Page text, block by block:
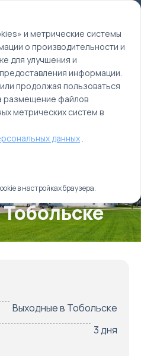
Выходные в Тобольске
3 дня
и метрические системы
о производительности и
для улучшения и
информации.
продолжая пользоваться
размещение файлов
метрических систем в
данных.
в настройках браузера.